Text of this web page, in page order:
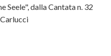
Seele", dalla Cantata n. 32